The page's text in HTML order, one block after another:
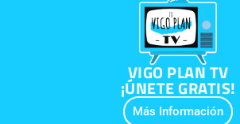
VIGO PLAN TV
¡ÚNETE GRATIS!
Más Información